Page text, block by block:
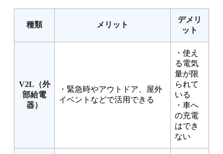
種類 メリット
デメリ
ット
V2L（外
部給電
器）
・緊急時やアウトドア、屋外
イベントなどで活用できる
・使え
る電気
量が限
られて
いる
・車へ
の充電
はでき
ない